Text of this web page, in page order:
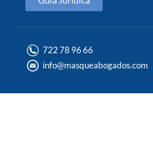
722 78 96 66
info@masqueabogados.com